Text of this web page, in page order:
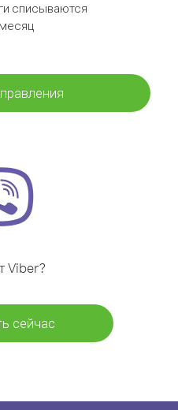
списываются
Viber?
сейчас